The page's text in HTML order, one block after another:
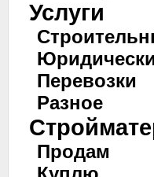
Услуги
Перевозки
Разное
Продам